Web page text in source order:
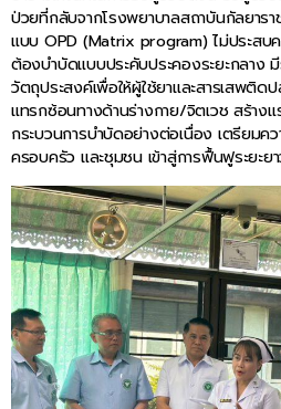
ป่วยที่กลับจากโรงพยาบาลสถาบันกัลยาร
แบบ OPD (Matrix program) ไม่ประสบ
ต้องบำบัดแบบประคับประคองระยะกลาง
วัตถุประสงค์เพื่อให้ผู้ใช้ยาและสารเสพติ
แทรกซ้อนทางด้านร่างกาย/จิตเวช สร้างแ
กระบวนการบำบัดอย่างต่อเนื่อง เตรียมค
ครอบครัว และชุมชน เข้าสู่การฟื้นฟูระยะย